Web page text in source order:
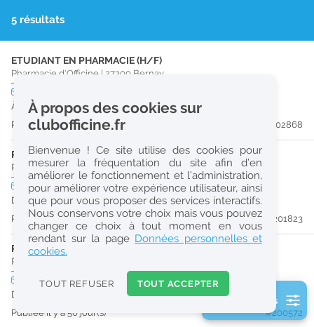
Réinitialiser
2
0
k
Consulter les offres de la France d'outre-mer
5 résultats
ETUDIANT EN PHARMACIE (H/F)
Pharmacie d'Officine | 27300 Bernay
À partir du 31/08/26
Publiée il y a 20 jour(s)
#202868
PRÉPARATEUR EN PHARMACIE (H/F)
Pharmacie d'Officine|27300Bernay
CDI temps plein
Dès que possible
Publiée il y a 35 jour(s)
#201823
PHARMACIEN (H/F)
Pharmacie d'Officine
CDDtemps plein
Du 23/08/26 au 29/11/26
Publiée il y a 50 jour(s)
#200572
2 filtre(s) actifs
À propos des cookies sur
clubofficine.fr
Bienvenue ! Ce site utilise des cookies pour
mesurer la fréquentation du site afin d’en
améliorer le fonctionnement et l’administration,
pour améliorer votre expérience utilisateur, ainsi
que pour vous proposer des services interactifs.
Nous conservons votre choix mais vous pouvez
changer ce choix à tout moment en vous
rendant sur la page Données personnelles et
cookies.
TOUT REFUSER TOUT ACCEPTER